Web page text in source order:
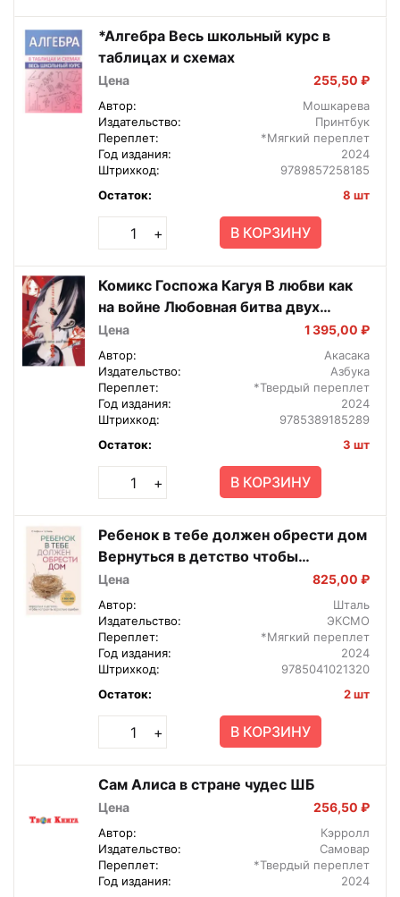
*Алгебра Весь школьный курс в
таблицах и схемах
Цена 255,50 ₽
Автор:
Мошкарева
Издательство:
Принтбук
Переплет:
*Мягкий переплет
Год издания:
2024
Штрихкод:
9789857258185
Остаток:
8 шт
+ В КОРЗИНУ
Комикс Госпожа Кагуя В любви как
на войне Любовная битва двух
гениев Кн 1
Цена 1 395,00 ₽
Автор:
Акасака
Издательство:
Азбука
Переплет:
*Твердый переплет
Год издания:
2024
Штрихкод:
9785389185289
Остаток:
3 шт
+ В КОРЗИНУ
Ребенок в тебе должен обрести дом
Вернуться в детство чтобы
исправить взрослые ошибки Мягк
Цена 825,00 ₽
Автор:
Шталь
Издательство:
ЭКСМО
Переплет:
*Мягкий переплет
Год издания:
2024
Штрихкод:
9785041021320
Остаток:
2 шт
+ В КОРЗИНУ
Сам Алиса в стране чудес ШБ
Цена 256,50 ₽
Автор:
Кэрролл
Издательство:
Самовар
Переплет:
*Твердый переплет
Год издания:
2024